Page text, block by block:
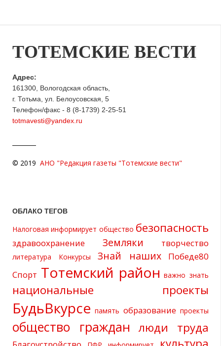
ТОТЕМСКИЕ ВЕСТИ
Адрес:
161300, Вологодская область,
г. Тотьма, ул. Белоусовская, 5
Телефон/факс - 8 (8-1739) 2-25-51
totmavesti@yandex.ru
© 2019 АНО "Редакция газеты "Тотемские вести"
ОБЛАКО ТЕГОВ
Налоговая информирует общество безопасность
здравоохранение Земляки творчество
литература Конкурсы Знай наших
Победе80
Спорт Тотемский район важно знать
национальные проекты
БудьВкурсе память образование проекты
общество граждан люди труда